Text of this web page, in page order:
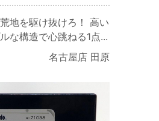
地を駆け抜けろ！ 高い
な構造で心跳ねる1点...
名古屋店 田原